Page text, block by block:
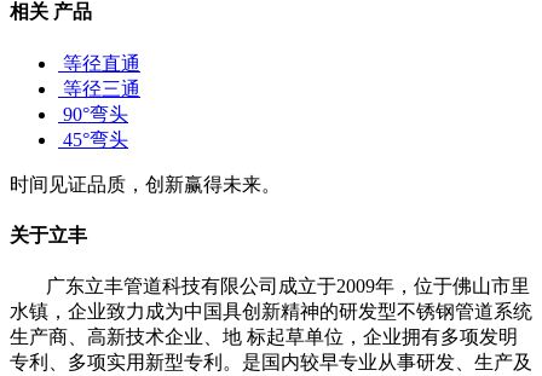
相关 产品
等径直通
等径三通
90°弯头
45°弯头
时间见证品质，创新赢得未来。
关于立丰
广东立丰管道科技有限公司成立于2009年，位于佛山市里
水镇，企业致力成为中国具创新精神的研发型不锈钢管道系统
生产商、高新技术企业、地 标起草单位，企业拥有多项发明
专利、多项实用新型专利。是国内较早专业从事研发、生产及